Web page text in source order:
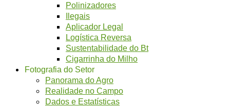
Polinizadores
Ilegais
Aplicador Legal
Logística Reversa
Sustentabilidade do Bt
Cigarrinha do Milho
Fotografia do Setor
Panorama do Agro
Realidade no Campo
Dados e Estatísticas